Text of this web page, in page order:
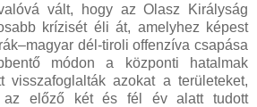
vált, hogy az Olasz Királyság
krízisét éli át, amelyhez képest
dél-tiroli offenzíva csapása
módon a központi hatalmak
visszafoglalták azokat a területeket,
az előző két és fél év alatt tudott